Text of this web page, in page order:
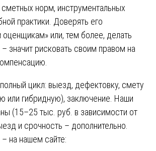
сметных норм, инструментальных
практики. Доверять его
или, тем более, делать
значит рисковать своим правом на
цикл: выезд, дефектовку, смету
или гибридную), заключение. Наши
(15–25 тыс. руб. в зависимости от
и срочность – дополнительно.
на нашем сайте: